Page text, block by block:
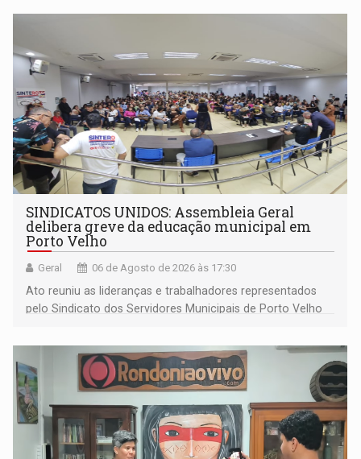
SINDICATOS UNIDOS: Assembleia Geral
delibera greve da educação municipal em
Porto Velho
Geral 06 de Agosto de 2026 às 17:30
Ato reuniu as lideranças e trabalhadores representados
pelo Sindicato dos Servidores Municipais de Porto Velho